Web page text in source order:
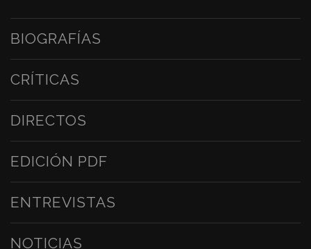
BIOGRAFÍAS
CRÍTICAS
DIRECTOS
EDICIÓN PDF
ENTREVISTAS
NOTICIAS